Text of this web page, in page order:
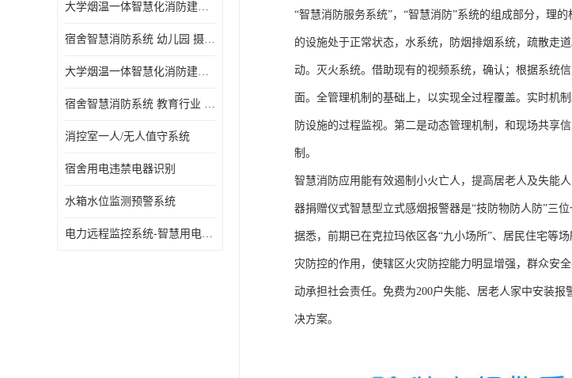
大学烟温一体智慧化消防建设 大学校园 消防数字化
宿舍智慧消防系统 幼儿园 摄像头升级
大学烟温一体智慧化消防建设 培训机构 数字化
宿舍智慧消防系统 教育行业 摄像头升级
消控室一人/无人值守系统
宿舍用电违禁电器识别
水箱水位监测预警系统
电力远程监控系统-智慧用电安全监控管理系统
“智慧消防服务系统”，“智慧消防”系统的组成部分，理
的设施处于正常状态，水系统，防烟排烟系统，疏散走
动。灭火系统。借助现有的视频系统，确认；根据系统
面。全管理机制的基础上，以实现全过程覆盖。实时机
防设施的过程监视。第二是动态管理机制，和现场共享
制。
智慧消防应用能有效遏制小火亡人，提高居老人及失能
器捐赠仪式智慧型立式感烟报警器是“技防物防人防”三
据悉，前期已在克拉玛依区各“九小场所”、居民住宅等
灾防控的作用，使辖区火灾防控能力明显增强，群众安
动承担社会责任。免费为200户失能、居老人家中安装
决方案。